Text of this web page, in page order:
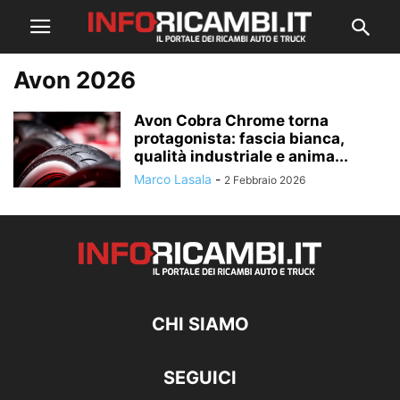
Avon 2026
Avon Cobra Chrome torna
protagonista: fascia bianca,
qualità industriale e anima...
Marco Lasala - 2 Febbraio 2026
CHI SIAMO
SEGUICI